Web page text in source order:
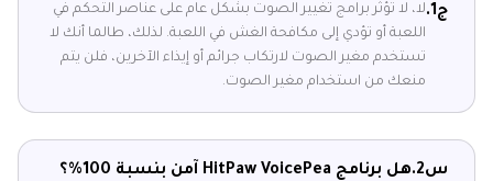
ج1.
لا، لا تؤثر برامج تغيير الصوت بشكل عام على عناصر التحكم في
اللعبة أو تؤدي إلى مكافحة الغش في اللعبة. لذلك، طالما أنك لا
تستخدم مغير الصوت لارتكاب جرائم أو إيذاء الآخرين، فلن يتم
منعك من استخدام مغير الصوت.
س2.
هل برنامج HitPaw VoicePea آمن بنسبة 100%؟